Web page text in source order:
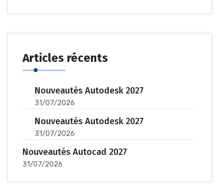
Articles récents
Nouveautés Autodesk 2027
31/07/2026
Nouveautés Autodesk 2027
31/07/2026
Nouveautés Autocad 2027
31/07/2026